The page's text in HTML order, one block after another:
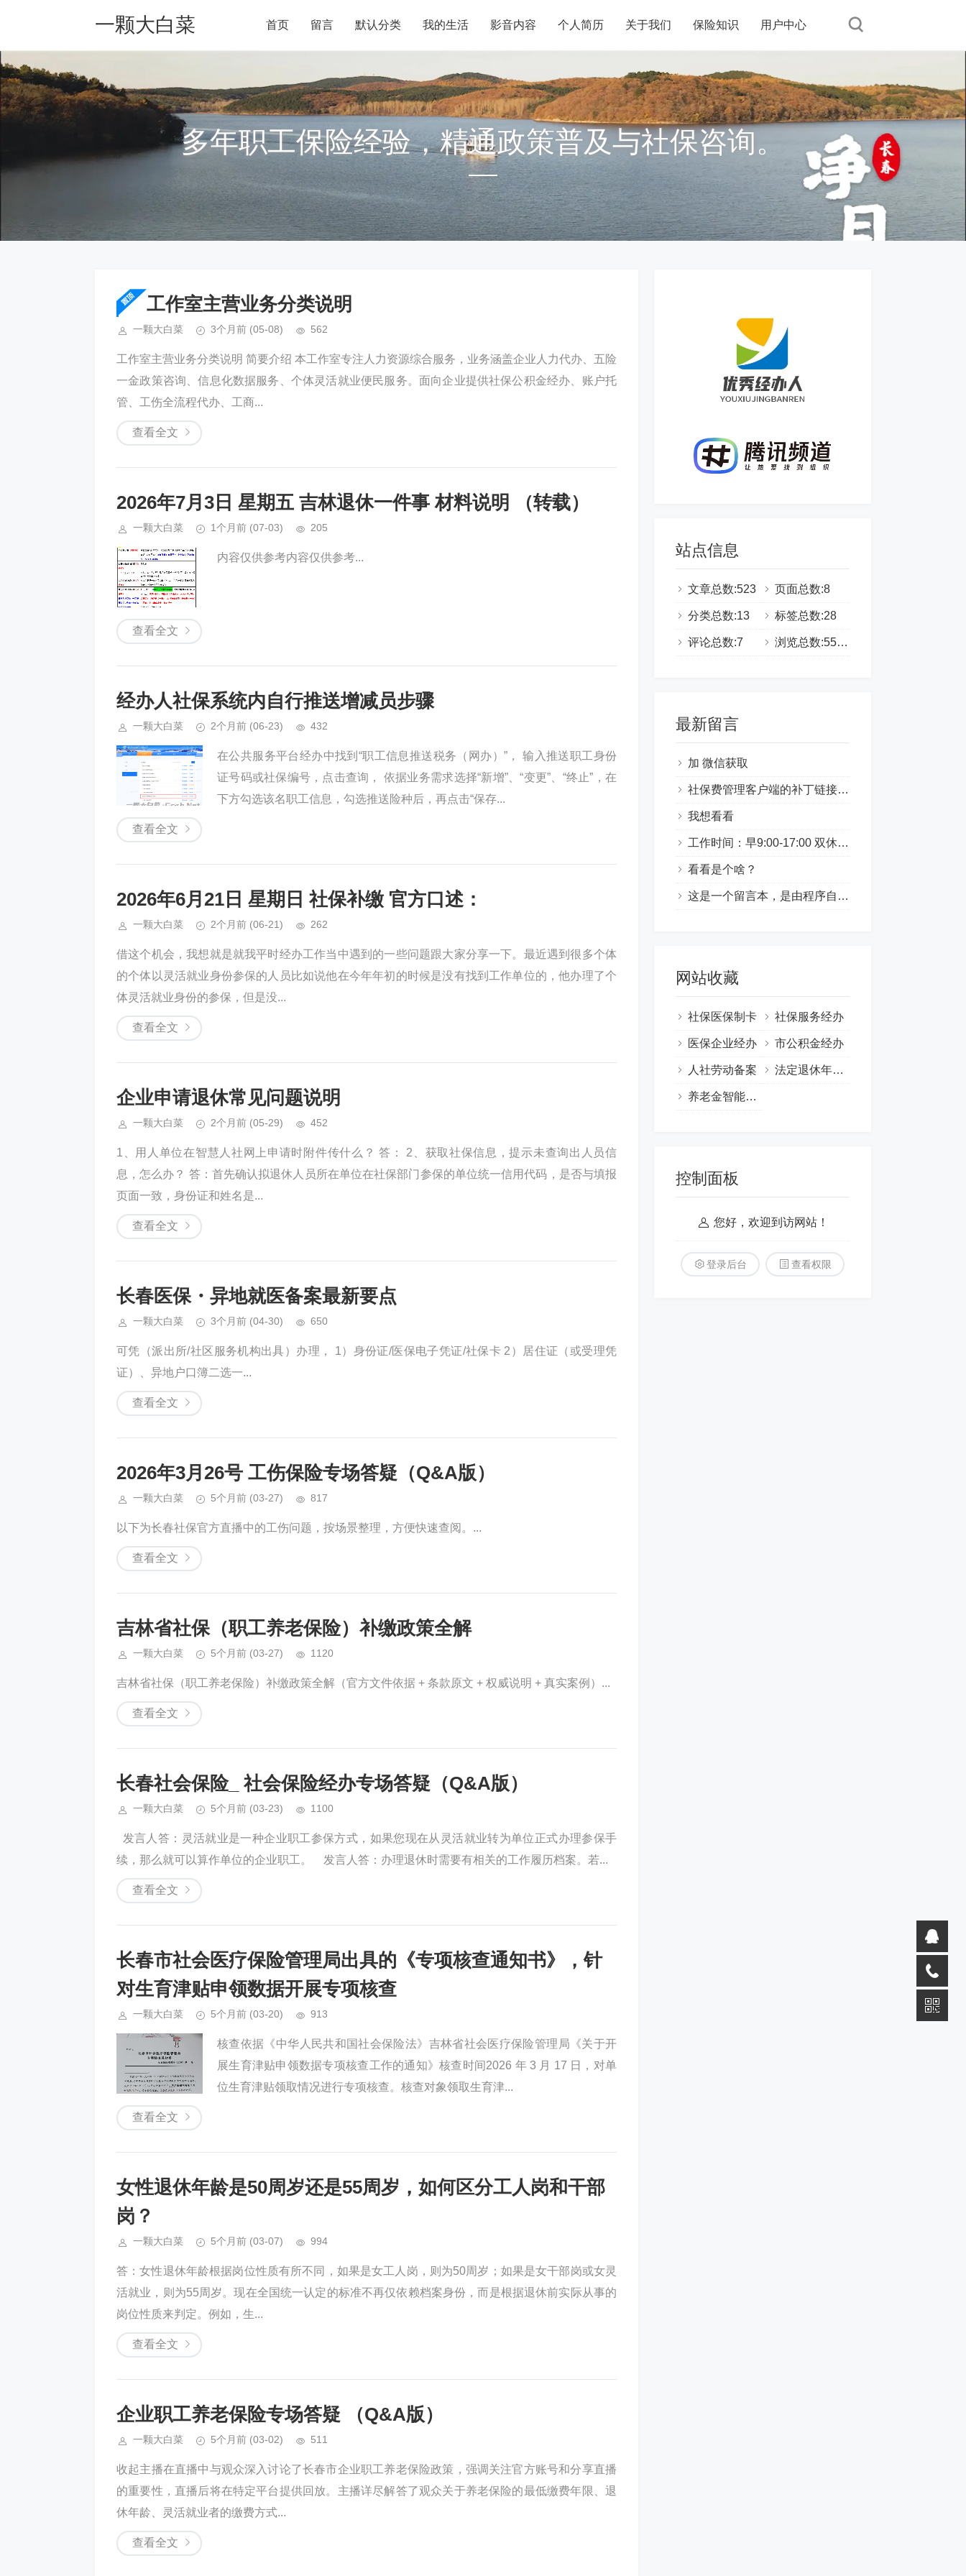
一颗大白菜
Blog
首页 留言 默认分类 我的生活 影音内容 个人简历 关于我们 保险知识 用户中心
多年职工保险经验，精通政策普及与社保咨询。
工作室主营业务分类说明
一颗大白菜 3个月前 (05-08) 562
工作室主营业务分类说明 简要介绍 本工作室专注人力资源综合服务，业务涵盖企业人力代办、五险
一金政策咨询、信息化数据服务、个体灵活就业便民服务。面向企业提供社保公积金经办、账户托
管、工伤全流程代办、工商...
查看全文
2026年7月3日 星期五 吉林退休一件事 材料说明 （转载）
一颗大白菜 1个月前 (07-03) 205
内容仅供参考内容仅供参考...
查看全文
经办人社保系统内自行推送增减员步骤
一颗大白菜 2个月前 (06-23) 432
在公共服务平台经办中找到“职工信息推送税务（网办）”， 输入推送职工身份
证号码或社保编号，点击查询， 依据业务需求选择“新增”、“变更”、“终止”，在
下方勾选该名职工信息，勾选推送险种后，再点击“保存...
查看全文
2026年6月21日 星期日 社保补缴 官方口述：
一颗大白菜 2个月前 (06-21) 262
借这个机会，我想就是就我平时经办工作当中遇到的一些问题跟大家分享一下。最近遇到很多个体
的个体以灵活就业身份参保的人员比如说他在今年年初的时候是没有找到工作单位的，他办理了个
体灵活就业身份的参保，但是没...
查看全文
企业申请退休常见问题说明
一颗大白菜 2个月前 (05-29) 452
1、用人单位在智慧人社网上申请时附件传什么？ 答： 2、获取社保信息，提示未查询出人员信
息，怎么办？ 答：首先确认拟退休人员所在单位在社保部门参保的单位统一信用代码，是否与填报
页面一致，身份证和姓名是...
查看全文
长春医保・异地就医备案最新要点
一颗大白菜 3个月前 (04-30) 650
可凭（派出所/社区服务机构出具）办理， 1）身份证/医保电子凭证/社保卡 2）居住证（或受理凭
证）、异地户口簿二选一...
查看全文
2026年3月26号 工伤保险专场答疑（Q&A版）
一颗大白菜 5个月前 (03-27) 817
以下为长春社保官方直播中的工伤问题，按场景整理，方便快速查阅。...
查看全文
吉林省社保（职工养老保险）补缴政策全解
一颗大白菜 5个月前 (03-27) 1120
吉林省社保（职工养老保险）补缴政策全解（官方文件依据 + 条款原文 + 权威说明 + 真实案例）...
查看全文
长春社会保险_ 社会保险经办专场答疑（Q&A版）
一颗大白菜 5个月前 (03-23) 1100
​ ​ 发言人答：灵活就业是一种企业职工参保方式，如果您现在从灵活就业转为单位正式办理参保手
续，那么就可以算作单位的企业职工。 ​ ​ ​ 发言人答：办理退休时需要有相关的工作履历档案。若...
查看全文
长春市社会医疗保险管理局出具的《专项核查通知书》，针
对生育津贴申领数据开展专项核查
一颗大白菜 5个月前 (03-20) 913
核查依据《中华人民共和国社会保险法》吉林省社会医疗保险管理局《关于开
展生育津贴申领数据专项核查工作的通知》核查时间2026 年 3 月 17 日，对单
位生育津贴领取情况进行专项核查。核查对象领取生育津...
查看全文
女性退休年龄是50周岁还是55周岁，如何区分工人岗和干部
岗？
一颗大白菜 5个月前 (03-07) 994
答：女性退休年龄根据岗位性质有所不同，如果是女工人岗，则为50周岁；如果是女干部岗或女灵
活就业，则为55周岁。现在全国统一认定的标准不再仅依赖档案身份，而是根据退休前实际从事的
岗位性质来判定。例如，生...
查看全文
企业职工养老保险专场答疑 （Q&A版）
一颗大白菜 5个月前 (03-02) 511
收起主播在直播中与观众深入讨论了长春市企业职工养老保险政策，强调关注官方账号和分享直播
的重要性，直播后将在特定平台提供回放。主播详尽解答了观众关于养老保险的最低缴费年限、退
休年龄、灵活就业者的缴费方式...
查看全文
站点信息
文章总数:523 页面总数:8
分类总数:13 标签总数:28
评论总数:7 浏览总数:555334
最新留言
加 微信获取
社保费管理客户端的补丁链接打不开了~
我想看看
工作时间：早9:00-17:00 双休薪资待遇：3000-3500岗位职责：负责各个展会展览得活动执行任职要求：1.良好的沟通能力、清楚的表达能力。办事机灵机动，协调能力强。具备吃苦耐劳精神，能够适应经常性国内国外短期出差。2.英语可作为工作语言。3.熟练操作ppt、execl、word等办公软件，有笔记本电脑。工作地点：吉林省宽城区君子兰公园北门联系电话：☎15044013637微信同步（工作日9:00-16:30拨打）
看看是个啥？
这是一个留言本，是由程序自动生成的页面，您可以对其进行任意操作。
网站收藏
社保医保制卡 社保服务经办
医保企业经办 市公积金经办
人社劳动备案 法定退休年龄计算器
养老金智能核算与服务
控制面板
您好，欢迎到访网站！
登录后台 查看权限